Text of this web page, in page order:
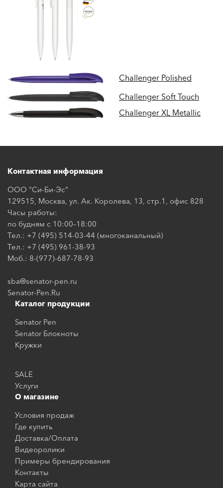
Challenger Polished
Challenger Soft Touch
Challenger XL Metallic
Контактная информация
ООО "Си-Би-Эс"
129515, Москва, ул. Ак. Королева, 13, стр.1, офис 828
Часы работы:
по будням с 10:00–18:00
Тел.: +7 (495) 514-03-44 (многоканальный)
Тел.: +7 (495) 961-38-93
Моб.: 8-(977)-687-78-93
sba@senator-pen.ru
Senator-Pen.Ru
Каталог продукции
Senator Pen
Senator Блокноты
Кружки
SALE
Услуги
О магазине
Условия продаж
Где купить
Доставка/Оплата
Видеоролики
Примеры брендирования
Контакты
Карта сайта